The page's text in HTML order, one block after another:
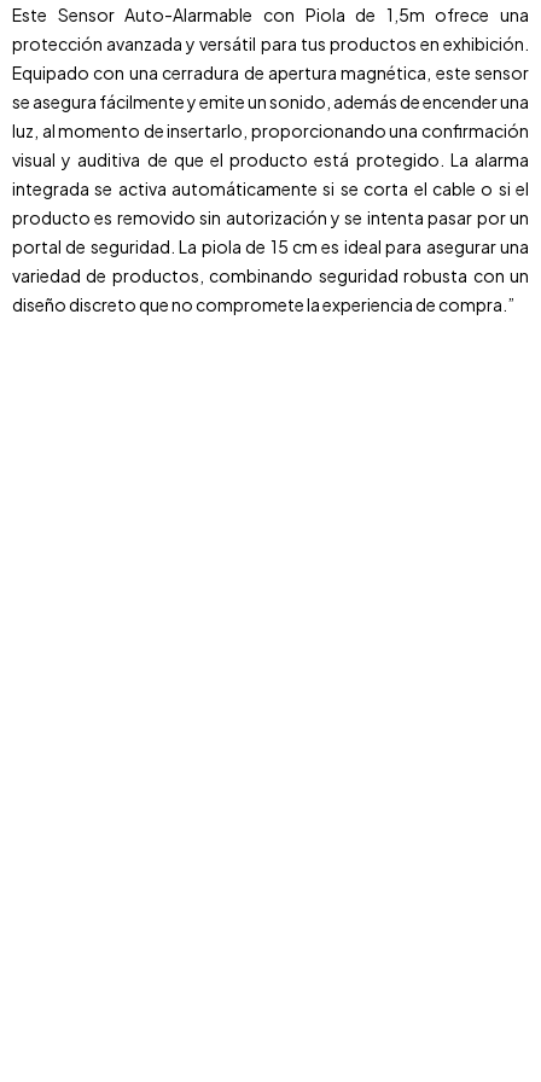
Este Sensor Auto-Alarmable con Piola de 1,5m ofrece una
protección avanzada y versátil para tus productos en exhibición.
Equipado con una cerradura de apertura magnética, este sensor
se asegura fácilmente y emite un sonido, además de encender una
luz, al momento de insertarlo, proporcionando una confirmación
visual y auditiva de que el producto está protegido. La alarma
integrada se activa automáticamente si se corta el cable o si el
producto es removido sin autorización y se intenta pasar por un
portal de seguridad. La piola de 15 cm es ideal para asegurar una
variedad de productos, combinando seguridad robusta con un
diseño discreto que no compromete la experiencia de compra.”